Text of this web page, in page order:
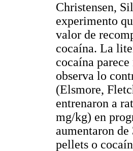
Christensen,
experimento
valor de
cocaína. La
cocaína
observa lo
(Elsmore,
entrenaron a
mg/kg) en
aumentaron de
pellets o